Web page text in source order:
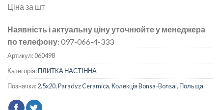
Ціна за шт
Наявність і актуальну ціну уточнюйте у менеджера
по телефону:097-066-4-333
Артикул:060498
Категорія:ПЛИТКА НАСТІННА
Позначки:2.5x20,Paradyz Ceramica, Колекція Bonsa-Bonsai, Польща